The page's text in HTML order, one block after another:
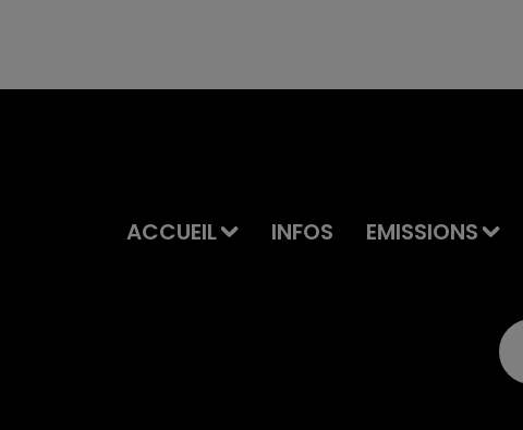
ACCUEIL INFOS EMISSIONS